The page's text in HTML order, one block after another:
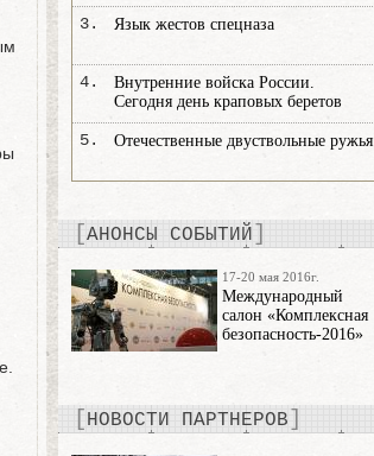
Язык жестов спецназа
3.
Внутренние войска России.
Сегодня день краповых беретов
4.
Отечественные двуствольные ружья
5.
АНОНСЫ СОБЫТИЙ
17-20 мая 2016г.
Международный
салон «Комплексная
безопасность-2016»
НОВОСТИ ПАРТНЕРОВ